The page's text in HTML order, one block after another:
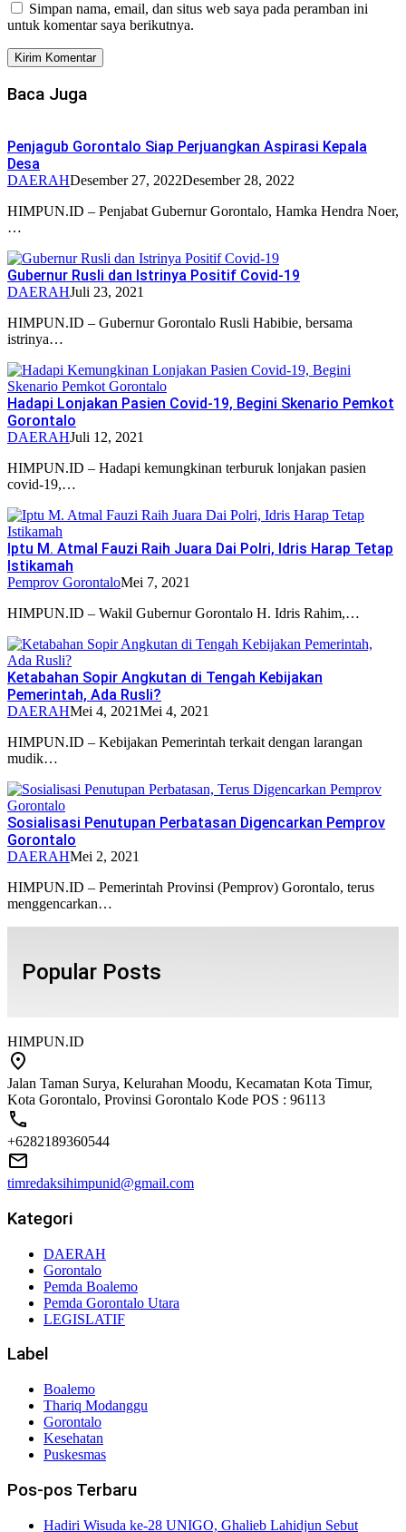
Simpan nama, email, dan situs web saya pada peramban ini
untuk komentar saya berikutnya.
Baca Juga
Penjagub Gorontalo Siap Perjuangkan Aspirasi Kepala
Desa
DAERAHDesember 27, 2022Desember 28, 2022
HIMPUN.ID – Penjabat Gubernur Gorontalo, Hamka Hendra Noer,
…
Gubernur Rusli dan Istrinya Positif Covid-19
DAERAHJuli 23, 2021
HIMPUN.ID – Gubernur Gorontalo Rusli Habibie, bersama
istrinya…
Hadapi Lonjakan Pasien Covid-19, Begini Skenario Pemkot
Gorontalo
DAERAHJuli 12, 2021
HIMPUN.ID – Hadapi kemungkinan terburuk lonjakan pasien
covid-19,…
Iptu M. Atmal Fauzi Raih Juara Dai Polri, Idris Harap Tetap
Istikamah
Pemprov GorontaloMei 7, 2021
HIMPUN.ID – Wakil Gubernur Gorontalo H. Idris Rahim,…
Ketabahan Sopir Angkutan di Tengah Kebijakan
Pemerintah, Ada Rusli?
DAERAHMei 4, 2021Mei 4, 2021
HIMPUN.ID – Kebijakan Pemerintah terkait dengan larangan
mudik…
Sosialisasi Penutupan Perbatasan Digencarkan Pemprov
Gorontalo
DAERAHMei 2, 2021
HIMPUN.ID – Pemerintah Provinsi (Pemprov) Gorontalo, terus
menggencarkan…
Popular Posts
HIMPUN.ID
Jalan Taman Surya, Kelurahan Moodu, Kecamatan Kota Timur,
Kota Gorontalo, Provinsi Gorontalo Kode POS : 96113
+6282189360544
timredaksihimpunid@gmail.com
Kategori
DAERAH
Gorontalo
Pemda Boalemo
Pemda Gorontalo Utara
LEGISLATIF
Label
Boalemo
Thariq Modanggu
Gorontalo
Kesehatan
Puskesmas
Pos-pos Terbaru
Hadiri Wisuda ke-28 UNIGO, Ghalieb Lahidjun Sebut